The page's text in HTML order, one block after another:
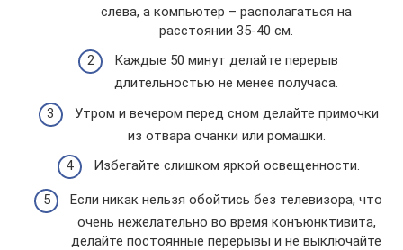
слева, а компьютер – располагаться на
расстоянии 35-40 см.
Каждые 50 минут делайте перерыв
длительностью не менее получаса.
Утром и вечером перед сном делайте примочки
из отвара очанки или ромашки.
Избегайте слишком яркой освещенности.
Если никак нельзя обойтись без телевизора, что
очень нежелательно во время конъюнктивита,
делайте постоянные перерывы и не выключайте